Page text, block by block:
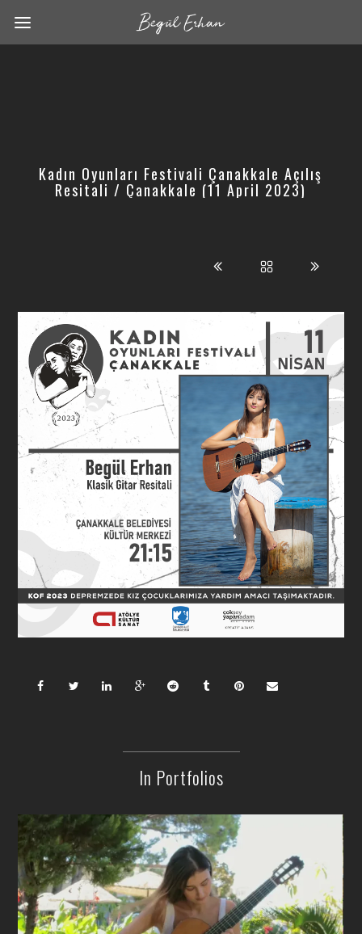
Kadın Oyunları Festivali Çanakkale Açılış
Resitali / Çanakkale (11 April 2023)
In Portfolios